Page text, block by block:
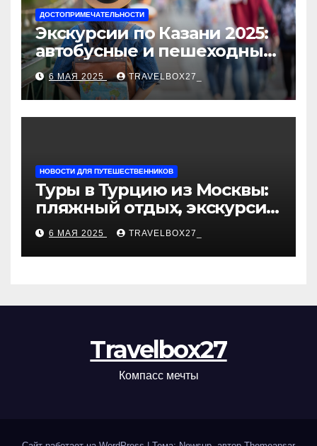
ДОСТОПРИМЕЧАТЕЛЬНОСТИ
Экскурсии по Казани 2025:
автобусные и пешеходные
туры от туроператора
«Казан360»
6 МАЯ 2025 TRAVELBOX27_
НОВОСТИ ДЛЯ ПУТЕШЕСТВЕННИКОВ
Туры в Турцию из Москвы:
пляжный отдых, экскурсии
и лучшие курорты
6 МАЯ 2025 TRAVELBOX27_
Travelbox27
Компасс мечты